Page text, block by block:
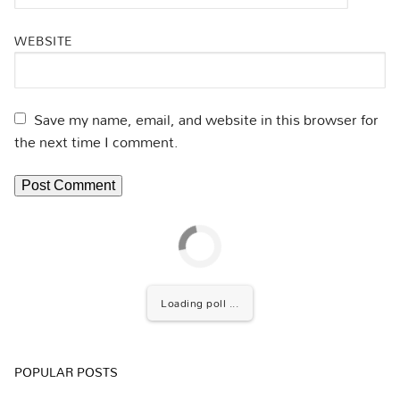
WEBSITE
Save my name, email, and website in this browser for
the next time I comment.
Loading poll ...
POPULAR POSTS